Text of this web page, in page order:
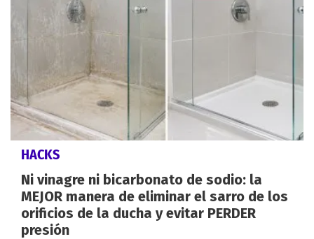
HACKS
Ni vinagre ni bicarbonato de sodio: la
MEJOR manera de eliminar el sarro de los
orificios de la ducha y evitar PERDER
presión